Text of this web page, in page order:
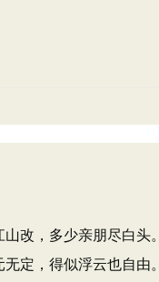
改，多少亲朋尽白头。
定，得似浮云也自由。